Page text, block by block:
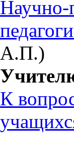
Научно-
А.П.)
К